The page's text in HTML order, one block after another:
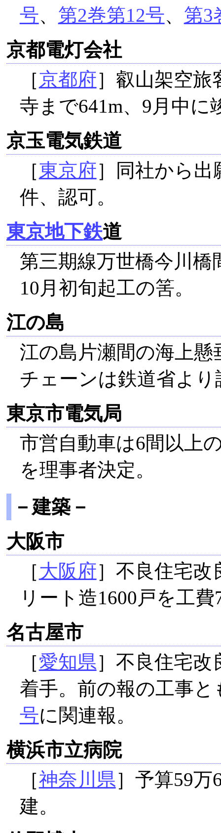
号、 第2巻第12号、 第3
京都電灯会社
［京都府］叡山架空旅
寺まで641m、9月中に
京玉電気鉄道
［東京府］同社から
件、認可。
東京地下鉄道
第三期線万世橋今川橋
10月初旬起工の筈。
江の島
江の島片瀬間の海上
チェーンは鉄道省よ
東京市電気局
市営自動車は6間以上
を理事者決定。
－建築－
大阪市
［大阪府］不良住宅
リート造1600戸を工
名古屋市
［愛知県］不良住宅改
着手。前の報の工事
号に関連報。
横浜市立病院
［神奈川県］予算59
建。